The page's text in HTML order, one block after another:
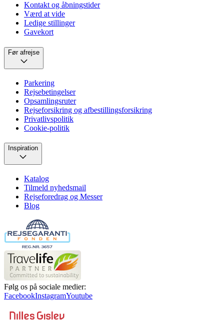
Kontakt og åbningstider
Værd at vide
Ledige stillinger
Gavekort
Før afrejse
Parkering
Rejsebetingelser
Opsamlingsruter
Rejseforsikring og afbestillingsforsikring
Privatlivspolitik
Cookie-politik
Inspiration
Katalog
Tilmeld nyhedsmail
Rejseforedrag og Messer
Blog
Følg os på sociale medier:
FacebookInstagramYoutube